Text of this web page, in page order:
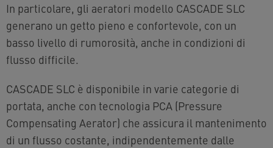
In particolare, gli aeratori modello CASCADE SLC
generano un getto pieno e confortevole, con un
basso livello di rumorosità, anche in condizioni di
flusso difficile.
CASCADE SLC è disponibile in varie categorie di
portata, anche con tecnologia PCA (Pressure
Compensating Aerator) che assicura il mantenimento
di un flusso costante, indipendentemente dalle